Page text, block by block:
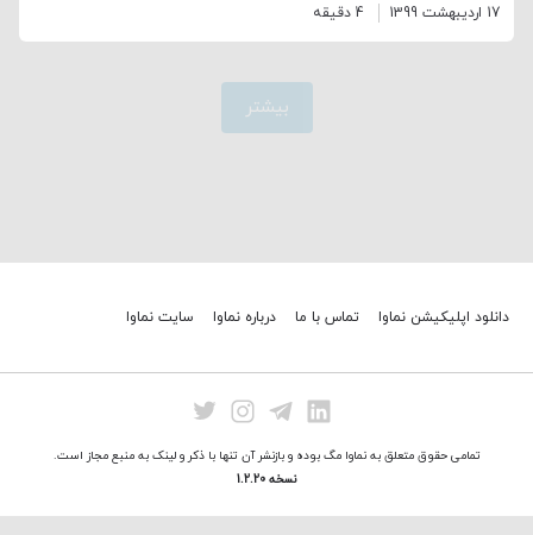
17 اردیبهشت 1399 4 دقیقه
بیشتر
دانلود اپلیکیشن نماوا تماس با ما درباره نماوا سایت نماوا
تمامی حقوق متعلق به نماوا مگ بوده و بازنشر آن تنها با ذکر و لینک به منبع مجاز است.
نسخه 1.2.20